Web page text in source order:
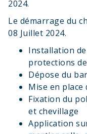
2024.
Le démarrage du
08 Juillet 2024.
Installation
protections
Dépose du
Mise en
Fixation du
et chevillage
Application